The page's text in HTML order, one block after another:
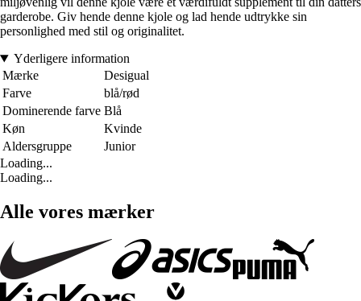
garderobe. Giv hende denne kjole og lad hende udtrykke sin
personlighed med stil og originalitet.
Yderligere information
Mærke
Desigual
Farve
blå/rød
Dominerende farve Blå
Køn
Kvinde
Aldersgruppe
Junior
Loading...
Loading...
Alle vores mærker